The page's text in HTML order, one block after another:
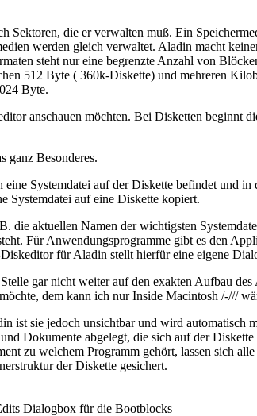
die er verwalten muß. Ein
werden gleich verwaltet. Aladin macht
steht nur eine begrenzte Anzahl von
512 Byte ( 360k-Diskette) und mehreren
Byte.
anschauen möchten. Bei Disketten beginnt
ganz Besonderes.
Systemdatei auf der Diskette befindet und
Systemdatei auf eine Diskette kopiert.
aktuellen Namen der wichtigsten
Für Anwendungsprogramme gibt es den
für Aladin stellt hierfür eine eigene
gar nicht weiter auf den exakten Aufbau
dem kann ich nur Inside Macintosh /-///
sie jedoch unsichtbar und wird automatisch
Dokumente abgelegt, die sich auf der
zu welchem Programm gehört, lassen sich
der Diskette gesichert.
Dialogbox für die Bootblocks